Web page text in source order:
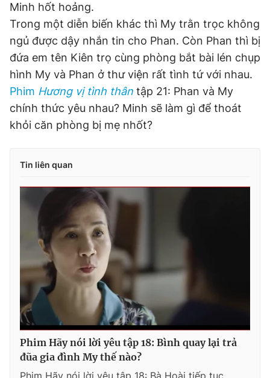
Minh hốt hoảng.
Trong một diễn biến khác thì My trằn trọc không
ngủ được dậy nhắn tin cho Phan. Còn Phan thì bị
đứa em tên Kiên trọ cùng phòng bắt bài lén chụp
hình My và Phan ở thư viện rất tình tứ với nhau.
Phim Hương vị tình thân tập 21: Phan và My
chính thức yêu nhau? Minh sẽ làm gì để thoát
khỏi căn phòng bị mẹ nhốt?
Tin liên quan
Phim Hãy nói lời yêu tập 18: Bình quay lại trả
đũa gia đình My thế nào?
Phim Hãy nói lời yêu tập 18: Bà Hoài tiếp tục